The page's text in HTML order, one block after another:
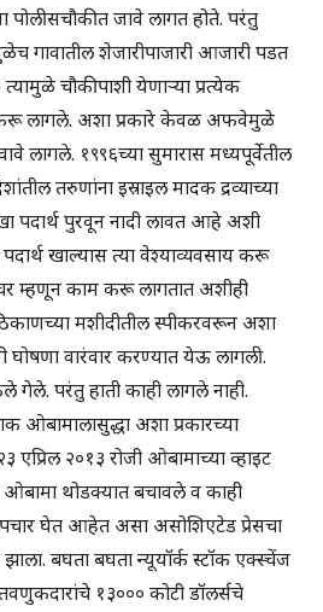
पोलीसचौकीत जावे लागत होते. परंतु
गावातील शेजारीपाजारी आजारी पडत
चौकीपाशी येणाऱ्या प्रत्येक
करू लागले. अशा प्रकारे केवळ अफवेमुळे
लागले. १९९६च्या सुमारास मध्यपूर्वेतील
तरुणांना इस्राइल मादक द्रव्याच्या
पदार्थ पुरवून नादी लावत आहे अशी
खाल्यास त्या वेश्याव्यवसाय करू
म्हणून काम करू लागतात अशीही
मशीदीतील स्पीकरवरून अशा
वारंवार करण्यात येऊ लागली.
गेले. परंतु हाती काही लागले नाही.
ओबामालासुद्धा अशा प्रकारच्या
२०१३ रोजी ओबामाच्या व्हाइट
थोडक्यात बचावले व काही
घेत आहेत असा असोशिएटेड प्रेसचा
झाला. बघता बघता न्यूयॉर्क स्टॉक एक्स्चेंज
१३००० कोटी डॉलर्सचे